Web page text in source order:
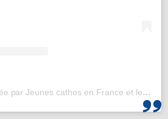
Une publication partagée par Jeunes cathos en France et les JMJ de Corée 2027 (@jeunescathos_fr)